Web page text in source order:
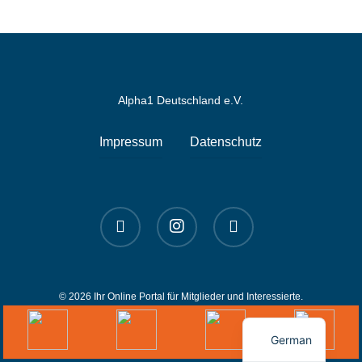
Alpha1 Deutschland e.V.
Impressum Datenschutz
linkedin instagram spotify
© 2026 Ihr Online Portal für Mitglieder und Interessierte.
German
English